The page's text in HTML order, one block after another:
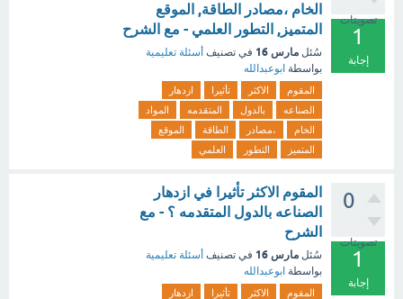
تصويتات
1
إجابة
الخام ،مصادر الطاقة, الموقع
المتميز, التطور العلمي - مع الشرح
سُئل مارس 16 في تصنيف أسئلة تعليمية
بواسطة ابوعبدالله
المقوم الاكثر تأثيرا
ازدهار
الصناعه
بالدول المتقدمه
المواد
الخام
،مصادر الطاقة
الموقع
المتميز
التطور العلمي
0
تصويتات
1
إجابة
المقوم الاكثر تأثيرا في ازدهار
الصناعه بالدول المتقدمه ؟ - مع
الشرح
سُئل مارس 16 في تصنيف أسئلة تعليمية
بواسطة ابوعبدالله
المقوم الاكثر تأثيرا
ازدهار